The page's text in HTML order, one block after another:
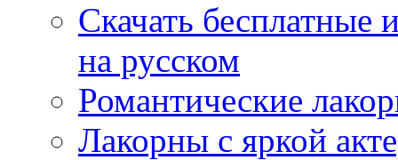
Скачать
на русском
Романтические
Лакорны с яркой